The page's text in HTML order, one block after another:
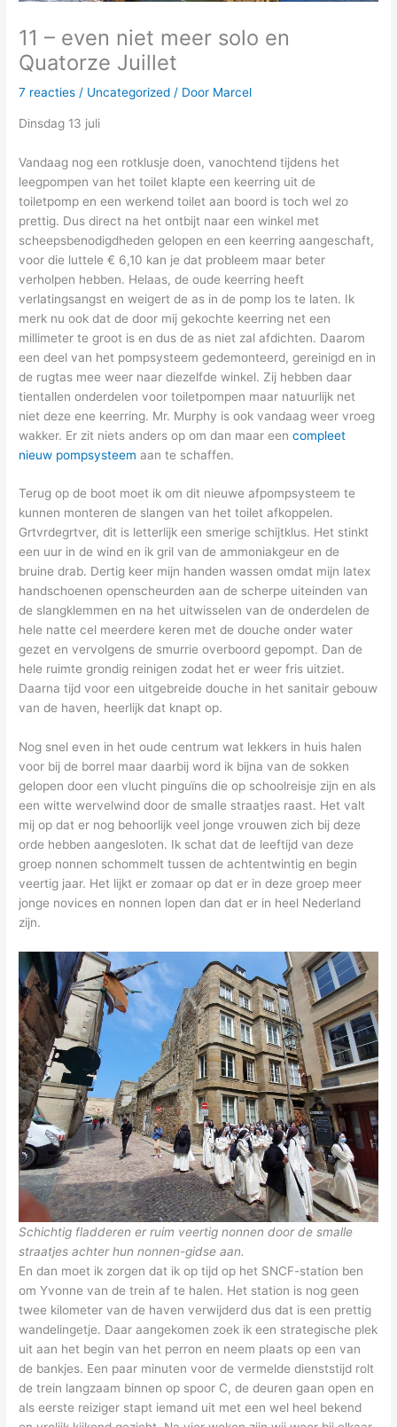
11 – even niet meer solo en
Quatorze Juillet
7 reacties / Uncategorized / Door Marcel
Dinsdag 13 juli
Vandaag nog een rotklusje doen, vanochtend tijdens het
leegpompen van het toilet klapte een keerring uit de
toiletpomp en een werkend toilet aan boord is toch wel zo
prettig. Dus direct na het ontbijt naar een winkel met
scheepsbenodigdheden gelopen en een keerring aangeschaft,
voor die luttele € 6,10 kan je dat probleem maar beter
verholpen hebben. Helaas, de oude keerring heeft
verlatingsangst en weigert de as in de pomp los te laten. Ik
merk nu ook dat de door mij gekochte keerring net een
millimeter te groot is en dus de as niet zal afdichten. Daarom
een deel van het pompsysteem gedemonteerd, gereinigd en in
de rugtas mee weer naar diezelfde winkel. Zij hebben daar
tientallen onderdelen voor toiletpompen maar natuurlijk net
niet deze ene keerring. Mr. Murphy is ook vandaag weer vroeg
wakker. Er zit niets anders op om dan maar eencompleet
nieuw pompsysteem aan te schaffen.
Terug op de boot moet ik om dit nieuwe afpompsysteem te
kunnen monteren de slangen van het toilet afkoppelen.
Grtvrdegrtver, dit is letterlijk een smerige schijtklus. Het stinkt
een uur in de wind en ik gril van de ammoniakgeur en de
bruine drab. Dertig keer mijn handen wassen omdat mijn latex
handschoenen openscheurden aan de scherpe uiteinden van
de slangklemmen en na het uitwisselen van de onderdelen de
hele natte cel meerdere keren met de douche onder water
gezet en vervolgens de smurrie overboord gepompt. Dan de
hele ruimte grondig reinigen zodat het er weer fris uitziet.
Daarna tijd voor een uitgebreide douche in het sanitair gebouw
van de haven, heerlijk dat knapt op.
Nog snel even in het oude centrum wat lekkers in huis halen
voor bij de borrel maar daarbij word ik bijna van de sokken
gelopen door een vlucht pinguïns die op schoolreisje zijn en als
een witte wervelwind door de smalle straatjes raast. Het valt
mij op dat er nog behoorlijk veel jonge vrouwen zich bij deze
orde hebben aangesloten. Ik schat dat de leeftijd van deze
groep nonnen schommelt tussen de achtentwintig en begin
veertig jaar. Het lijkt er zomaar op dat er in deze groep meer
jonge novices en nonnen lopen dan dat er in heel Nederland
zijn.
Schichtig fladderen er ruim veertig nonnen door de smalle
straatjes achter hun nonnen-gidse aan.
En dan moet ik zorgen dat ik op tijd op het SNCF-station ben
om Yvonne van de trein af te halen. Het station is nog geen
twee kilometer van de haven verwijderd dus dat is een prettig
wandelingetje. Daar aangekomen zoek ik een strategische plek
uit aan het begin van het perron en neem plaats op een van
de bankjes. Een paar minuten voor de vermelde dienststijd rolt
de trein langzaam binnen op spoor C, de deuren gaan open en
als eerste reiziger stapt iemand uit met een wel heel bekend